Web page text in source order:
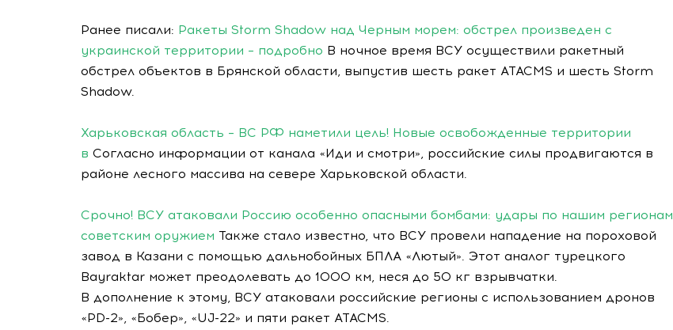
Ранее писали: Ракеты Storm Shadow над Черным морем: обстрел произведен с
украинской территории – подробно В ночное время ВСУ осуществили ракетный
обстрел объектов в Брянской области, выпустив шесть ракет ATACMS и шесть Storm
Shadow.
Харьковская область – ВС РФ наметили цель! Новые освобожденные территории
в Согласно информации от канала «Иди и смотри», российские силы продвигаются в
районе лесного массива на севере Харьковской области.
Срочно! ВСУ атаковали Россию особенно опасными бомбами: удары по нашим регионам
советским оружием Также стало известно, что ВСУ провели нападение на пороховой
завод в Казани с помощью дальнобойных БПЛА «Лютый». Этот аналог турецкого
Bayraktar может преодолевать до 1000 км, неся до 50 кг взрывчатки.
В дополнение к этому, ВСУ атаковали российские регионы с использованием дронов
«PD-2», «Бобер», «UJ-22» и пяти ракет ATACMS.